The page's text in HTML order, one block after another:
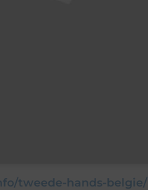
tweede-hands-belgie/